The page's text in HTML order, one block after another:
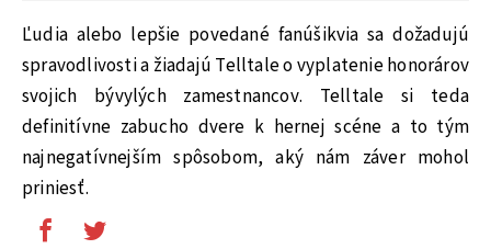
Ľudia alebo lepšie povedané fanúšikvia sa dožadujú
spravodlivosti a žiadajú Telltale o vyplatenie honorárov
svojich bývylých zamestnancov. Telltale si teda
definitívne zabucho dvere k hernej scéne a to tým
najnegatívnejším spôsobom, aký nám záver mohol
priniesť.